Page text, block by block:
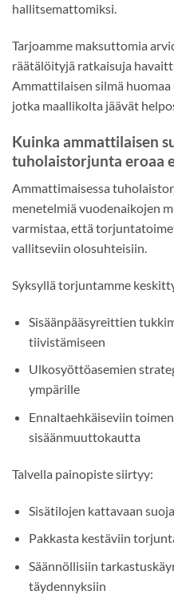
hallitsemattomiksi.
Tarjoamme maksuttomia
räätälöityjä ratkaisuja
Ammattilaisen silmä
jotka maallikolta jäävät
Kuinka ammattilaisen
tuholaistorjunta eroaa
Ammattimaisessa
menetelmiä vuodenaikojen
varmistaa, että
vallitseviin olosuhteisiin.
Syksyllä torjuntamme
Sisäänpääsyreittien
tiivistämiseen
Ulkosyöttöasemien
ympärille
Ennaltaehkäiseviin
sisäänmuuttokautta
Talvella painopiste siirtyy:
Sisätilojen kattavaan
Pakkasta kestäviin
Säännöllisiin
täydennyksiin